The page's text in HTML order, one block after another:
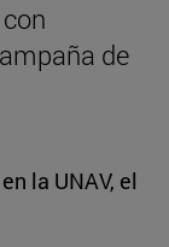
de
la UNAV, el